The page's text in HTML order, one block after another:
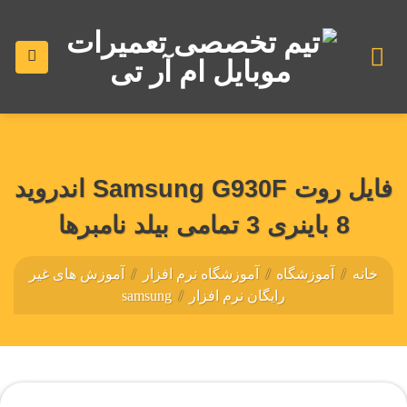
محتوا
فایل روت Samsung G930F اندروید
8 باینری 3 تمامی بیلد نامبرها
خانه / آموزشگاه / آموزشگاه نرم افزار / آموزش های غیر
رایگان نرم افزار
/
samsung